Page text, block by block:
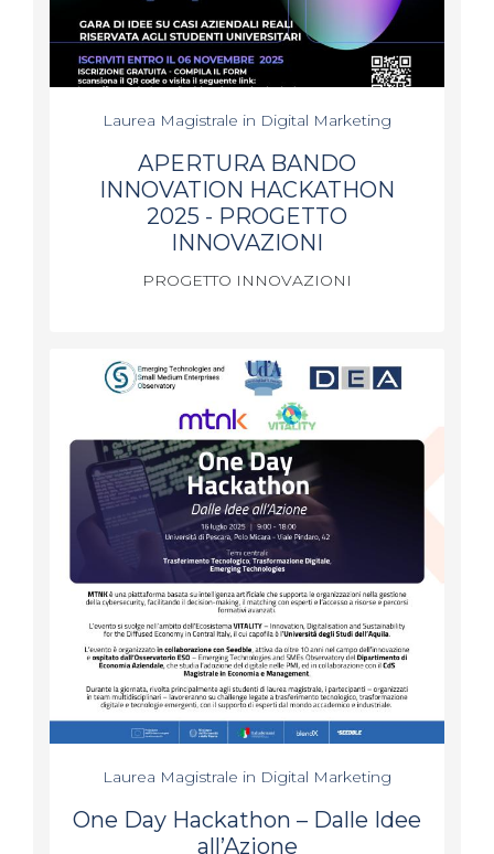
Laurea Magistrale in Digital Marketing
APERTURA BANDO
INNOVATION HACKATHON
2025 - PROGETTO
INNOVAZIONI
PROGETTO INNOVAZIONI
Laurea Magistrale in Digital Marketing
One Day Hackathon – Dalle Idee
all’Azione